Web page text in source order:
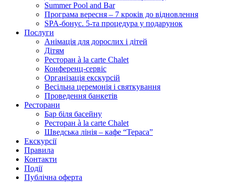
Summer Pool and Bar
Програма вересня – 7 кроків до відновлення
SPA-бонус. 5-та процедура у подарунок
Послуги
Анімація для дорослих і дітей
Дітям
Ресторан à la carte Chalet
Конференц-сервіс
Організація екскурсій
Весільна церемонія і святкування
Проведення банкетів
Ресторани
Бар біля басейну
Ресторан à la carte Chalet
Шведська лінія – кафе “Тераса”
Екскурсії
Правила
Контакти
Події
Публічна оферта